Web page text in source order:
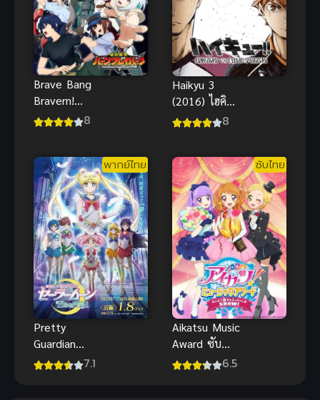
Brave Bang
Bravern!
(2024)
8
Haikyu 3
(2016) ไฮคิว!!
คู่ตบฟ้า
8
พากย์ไทย
Pretty
Guardian
Sailor Moon7.1
ซับไทย
Aikatsu Music
Award ซับ
ไทย
6.5